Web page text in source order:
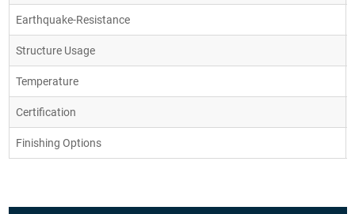
Earthquake-Resistance
Structure Usage
Temperature
Certification
Finishing Options